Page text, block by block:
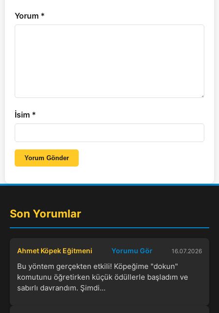
Yorum *
İsim *
Yorum Gönder
Son Yorumlar
Ahmet Köpek Eğitmeni Yorumu Gör 16.07.2026
Bu yöntem gerçekten etkili! Köpeğime "dokun"
komutunu öğretirken küçük ödüllerle başladım ve
sabırlı davrandım. Şimdi...